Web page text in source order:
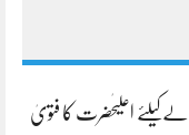
اعلیٰحضرت کا فتویٰ